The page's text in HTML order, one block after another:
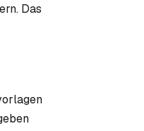
Das